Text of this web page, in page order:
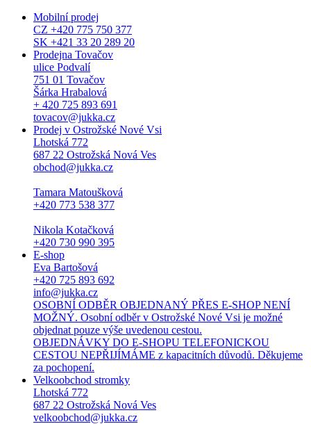
Mobilní prodej
CZ +420 775 750 377
SK +421 33 20 289 20
Prodejna Tovačov
ulice Podvalí
751 01 Tovačov
Šárka Hrabalová
+ 420 725 893 691
tovacov@jukka.cz
Prodej v Ostrožské Nové Vsi
Lhotská 772
687 22 Ostrožská Nová Ves
obchod@jukka.cz
Tamara Matoušková
+420 773 538 377
Nikola Kotačková
+420 730 990 395
E-shop
Eva Bartošová
+420 725 893 692
info@jukka.cz
OSOBNÍ ODBĚR OBJEDNANÝ PŘES E-SHOP NENÍ
MOŽNÝ. Osobní odběr v Ostrožské Nové Vsi je možné
objednat pouze výše uvedenou cestou.
OBJEDNÁVKY DO E-SHOPU TELEFONICKOU
CESTOU NEPŘIJÍMÁME z kapacitních důvodů. Děkujeme
za pochopení.
Velkoobchod stromky
Lhotská 772
687 22 Ostrožská Nová Ves
velkoobchod@jukka.cz